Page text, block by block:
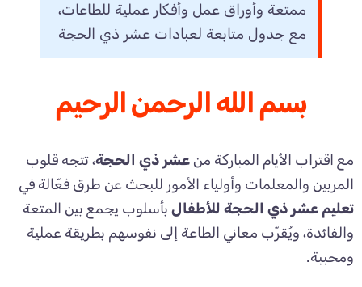
ممتعة وأوراق عمل وأفكار عملية للطاعات،
مع جدول متابعة لعبادات عشر ذي الحجة
بسم الله الرحمن الرحيم
مع اقتراب الأيام المباركة من عشر ذي الحجة، تتجه قلوب
المربين والمعلمات وأولياء الأمور للبحث عن طرق فعّالة في
تعليم عشر ذي الحجة للأطفالبأسلوب يجمع بين المتعة
والفائدة، ويُقرّب معاني الطاعة إلى نفوسهم بطريقة عملية
ومحببة.